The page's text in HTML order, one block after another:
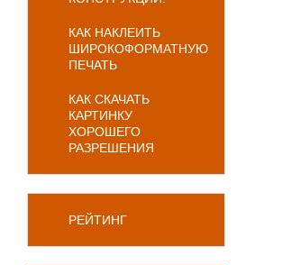
КАК НАКЛЕИТЬ
ШИРОКОФОРМАТНУЮ
ПЕЧАТЬ
КАК СКАЧАТЬ
КАРТИНКУ
ХОРОШЕГО
РАЗРЕШЕНИЯ
РЕЙТИНГ